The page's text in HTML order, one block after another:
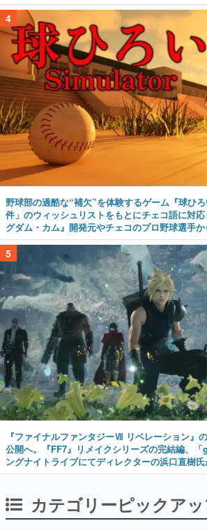
4
野球部の過酷な“補欠”を体験するゲーム『球ひ
件」のウィッシュリストをもとにチェコ語に対
グダム・カム』開発元やチェコのプロ野球選手
5
『ファイナルファンタジーⅦ リベレーション』
公開へ。『FF7』リメイクシリーズの完結編、
ングナイトライブにてディレクターの浜口直樹
カテゴリーピックア